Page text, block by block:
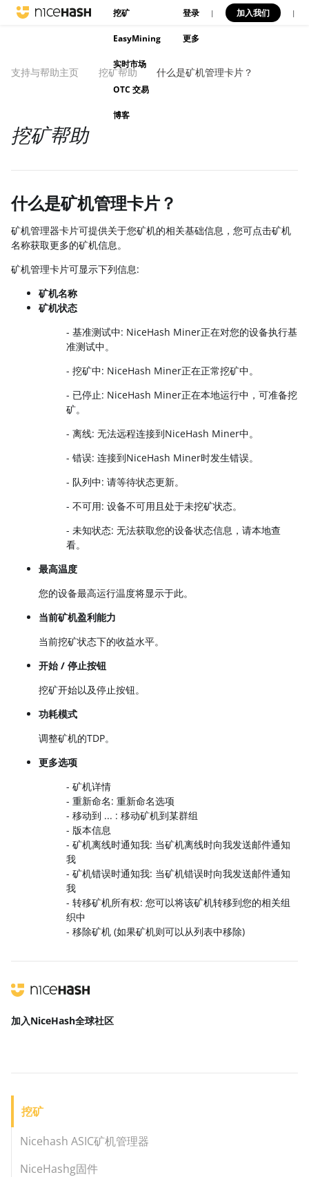
挖矿
EasyMining
实时市场
OTC 交易
博客
登录 | 加入我们 |
更多
支持与帮助主页 挖矿帮助 什么是矿机管理卡片？
挖矿帮助
什么是矿机管理卡片？
矿机管理器卡片可提供关于您矿机的相关基础信息，您可点击矿机
名称获取更多的矿机信息。
矿机管理卡片可显示下列信息:
矿机名称
矿机状态
- 基准测试中: NiceHash Miner正在对您的设备执行基
准测试中。
- 挖矿中: NiceHash Miner正在正常挖矿中。
- 已停止: NiceHash Miner正在本地运行中，可准备挖
矿。
- 离线: 无法远程连接到NiceHash Miner中。
- 错误: 连接到NiceHash Miner时发生错误。
- 队列中: 请等待状态更新。
- 不可用: 设备不可用且处于未挖矿状态。
- 未知状态: 无法获取您的设备状态信息，请本地查
看。
最高温度
您的设备最高运行温度将显示于此。
当前矿机盈利能力
当前挖矿状态下的收益水平。
开始 / 停止按钮
挖矿开始以及停止按钮。
功耗模式
调整矿机的TDP。
更多选项
- 矿机详情
- 重新命名: 重新命名选项
- 移动到 ... : 移动矿机到某群组
- 版本信息
- 矿机离线时通知我: 当矿机离线时向我发送邮件通知
我
- 矿机错误时通知我: 当矿机错误时向我发送邮件通知
我
- 转移矿机所有权: 您可以将该矿机转移到您的相关组
织中
- 移除矿机 (如果矿机则可以从列表中移除)
加入NiceHash全球社区
挖矿
Nicehash ASIC矿机管理器
NiceHashg固件